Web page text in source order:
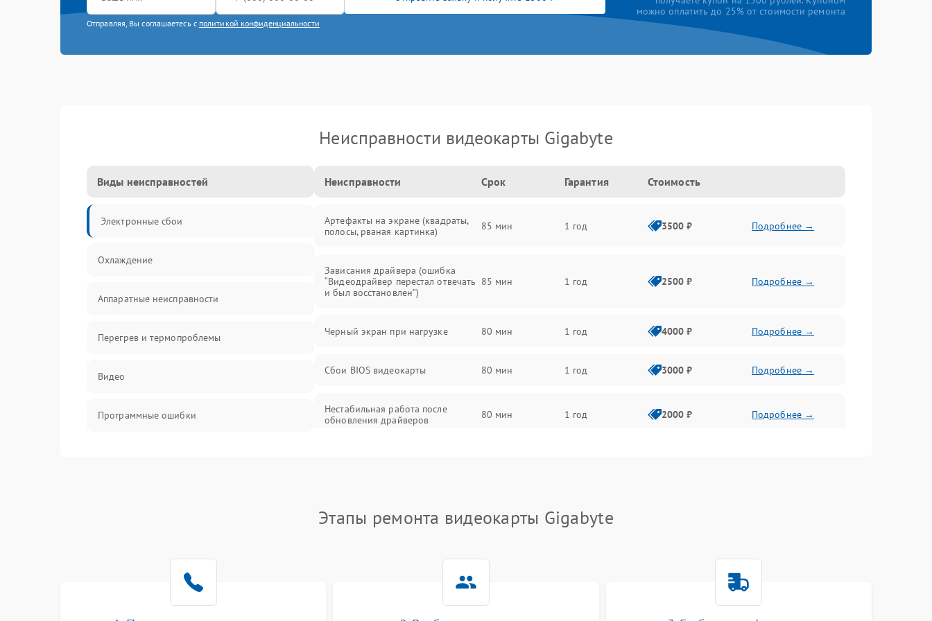
Отправляя, Вы соглашаетесь с политикой конфиденциальности
можно оплатить до 25% от стоимости ремонта
Неисправности видеокарты Gigabyte
Виды неисправностей
Электронные сбои
Охлаждение
Аппаратные неисправности
Перегрев и термопроблемы
Видео
Программные ошибки
Неисправности Срок Гарантия Стоимость
Артефакты на экране (квадраты,
полосы, рваная картинка)
85 мин 1 год 3500 ₽ Подробнее →
Зависания драйвера (ошибка
“Видеодрайвер перестал отвечать
и был восстановлен”)
85 мин 1 год 2500 ₽ Подробнее →
Черный экран при нагрузке 80 мин 1 год 4000 ₽ Подробнее →
Сбои BIOS видеокарты 80 мин 1 год 3000 ₽ Подробнее →
Нестабильная работа после
обновления драйверов
80 мин 1 год 2000 ₽ Подробнее →
Этапы ремонта видеокарты Gigabyte